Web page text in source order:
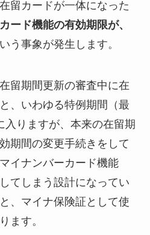
留カードが一体になった
ード機能の有効期限が、
う事象が発生します。
留期間更新の審査中に在
、いわゆる特例期間（最
入りますが、本来の在留期
期間の変更手続きをして
イナンバーカード機能
てしまう設計になってい
、マイナ保険証として使
ます。